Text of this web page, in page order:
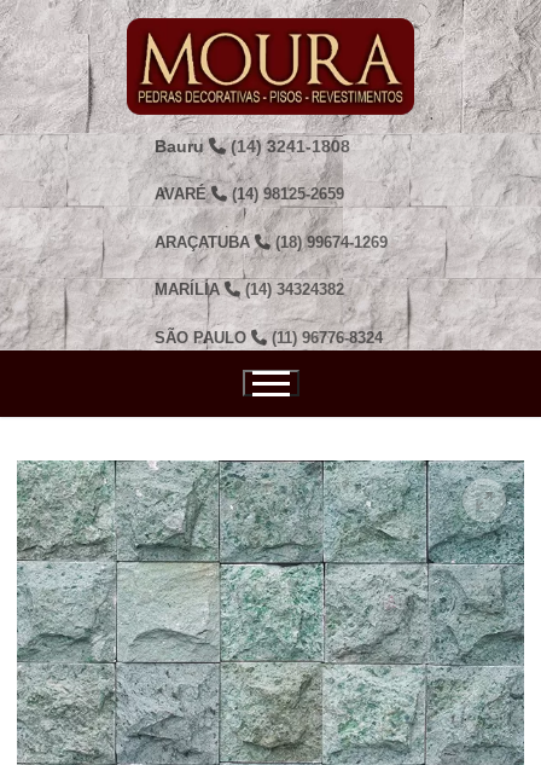
Pular
para
o
conteúdo
Bauru (14) 3241-1808
AVARÉ (14) 98125-2659
ARAÇATUBA (18) 99674-1269
MARÍLIA (14) 34324382
SÃO PAULO (11) 96776-8324